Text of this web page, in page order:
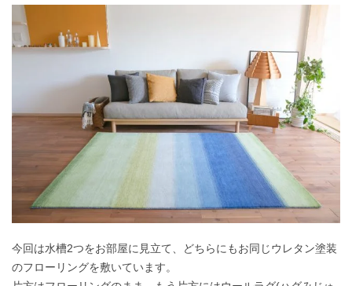
今回は水槽2つをお部屋に見立て、どちらにもお同じウレタン塗装
のフローリングを敷いています。